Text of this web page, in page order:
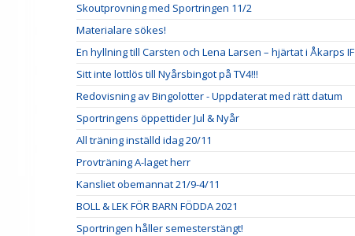
Skoutprovning med Sportringen 11/2
Materialare sökes!
En hyllning till Carsten och Lena Larsen – hjärtat i Åkarps IF
Sitt inte lottlös till Nyårsbingot på TV4!!!
Redovisning av Bingolotter - Uppdaterat med rätt datum
Sportringens öppettider Jul & Nyår
All träning inställd idag 20/11
Provträning A-laget herr
Kansliet obemannat 21/9-4/11
BOLL & LEK FÖR BARN FÖDDA 2021
Sportringen håller semesterstängt!